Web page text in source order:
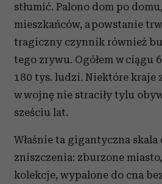
stłumić. Palono dom po
mieszkańców, a powstanie
tragiczny czynnik również
tego zrywu. Ogółem w ciągu
180 tys. ludzi. Niektóre kraje
w wojnę nie straciły tylu
sześciu lat.
Właśnie ta gigantyczna
zniszczenia: zburzone
kolekcje, wypalone do cna